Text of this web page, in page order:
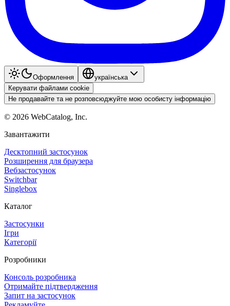
Оформлення
українська
Керувати файлами cookie
Не продавайте та не розповсюджуйте мою особисту інформацію
© 2026 WebCatalog, Inc.
Завантажити
Десктопний застосунок
Розширення для браузера
Вебзастосунок
Switchbar
Singlebox
Каталог
Застосунки
Ігри
Категорії
Розробники
Консоль розробника
Отримайте підтвердження
Запит на застосунок